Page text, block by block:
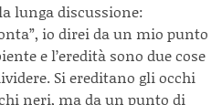
lunga discussione:
io direi da un mio punto
e l’eredità sono due cose
Si ereditano gli occhi
neri, ma da un punto di